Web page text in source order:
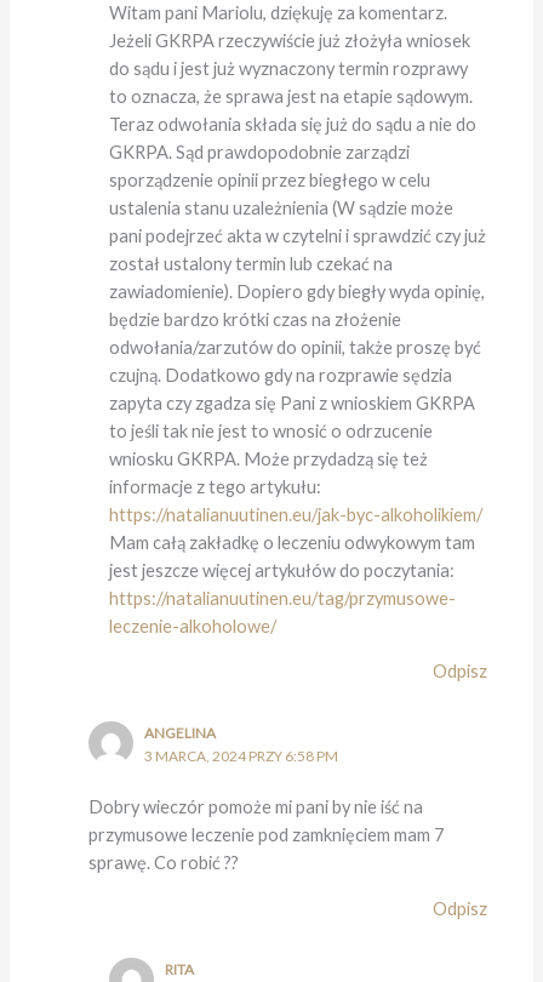
Witam pani Mariolu, dziękuję za komentarz.
Jeżeli GKRPA rzeczywiście już złożyła wniosek
do sądu i jest już wyznaczony termin rozprawy
to oznacza, że sprawa jest na etapie sądowym.
Teraz odwołania składa się już do sądu a nie do
GKRPA. Sąd prawdopodobnie zarządzi
sporządzenie opinii przez biegłego w celu
ustalenia stanu uzależnienia (W sądzie może
pani podejrzeć akta w czytelni i sprawdzić czy już
został ustalony termin lub czekać na
zawiadomienie). Dopiero gdy biegły wyda opinię,
będzie bardzo krótki czas na złożenie
odwołania/zarzutów do opinii, także proszę być
czujną. Dodatkowo gdy na rozprawie sędzia
zapyta czy zgadza się Pani z wnioskiem GKRPA
to jeśli tak nie jest to wnosić o odrzucenie
wniosku GKRPA. Może przydadzą się też
informacje z tego artykułu:
https://natalianuutinen.eu/jak-byc-alkoholikiem/
Mam całą zakładkę o leczeniu odwykowym tam
jest jeszcze więcej artykułów do poczytania:
https://natalianuutinen.eu/tag/przymusowe-
leczenie-alkoholowe/
Odpisz
ANGELINA
3 MARCA, 2024 PRZY 6:58 PM
Dobry wieczór pomoże mi pani by nie iść na
przymusowe leczenie pod zamknięciem mam 7
sprawę. Co robić ??
Odpisz
RITA